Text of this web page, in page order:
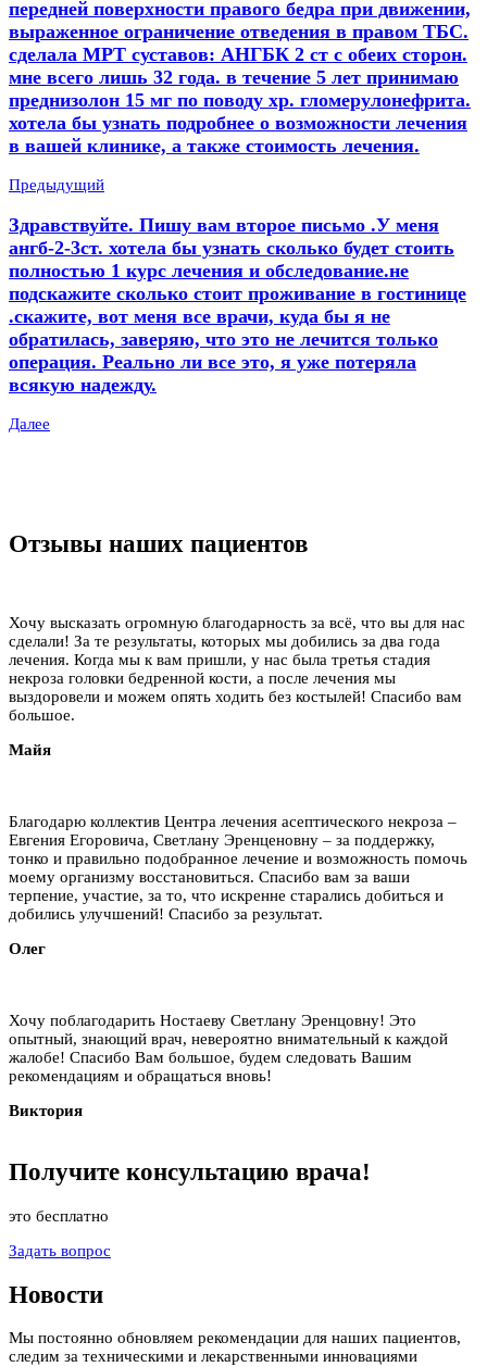
передней поверхности правого бедра при движении,
выраженное ограничение отведения в правом ТБС.
сделала МРТ суставов: АНГБК 2 ст с обеих сторон.
мне всего лишь 32 года. в течение 5 лет принимаю
преднизолон 15 мг по поводу хр. гломерулонефрита.
хотела бы узнать подробнее о возможности лечения
в вашей клинике, а также стоимость лечения.
Предыдущий
Здравствуйте. Пишу вам второе письмо .У меня
ангб-2-3ст. хотела бы узнать сколько будет стоить
полностью 1 курс лечения и обследование.не
подскажите сколько стоит проживание в гостинице
.скажите, вот меня все врачи, куда бы я не
обратилась, заверяю, что это не лечится только
операция. Реально ли все это, я уже потеряла
всякую надежду.
Далее
Отзывы наших пациентов
Хочу высказать огромную благодарность за всё, что вы для нас
сделали! За те результаты, которых мы добились за два года
лечения. Когда мы к вам пришли, у нас была третья стадия
некроза головки бедренной кости, а после лечения мы
выздоровели и можем опять ходить без костылей! Спасибо вам
большое.
Майя
Благодарю коллектив Центра лечения асептического некроза –
Евгения Егоровича, Светлану Эренценовну – за поддержку,
тонко и правильно подобранное лечение и возможность помочь
моему организму восстановиться. Спасибо вам за ваши
терпение, участие, за то, что искренне старались добиться и
добились улучшений! Спасибо за результат.
Олег
Хочу поблагодарить Ностаеву Светлану Эренцовну! Это
опытный, знающий врач, невероятно внимательный к каждой
жалобе! Спасибо Вам большое, будем следовать Вашим
рекомендациям и обращаться вновь!
Виктория
Получите консультацию врача!
это бесплатно
Задать вопрос
Новости
Мы постоянно обновляем рекомендации для наших пациентов,
следим за техническими и лекарственными инновациями